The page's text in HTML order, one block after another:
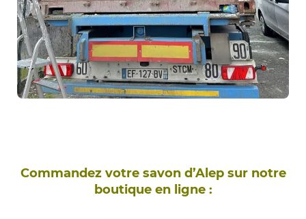
Commandez votre savon d’Alep sur notre
boutique en ligne :